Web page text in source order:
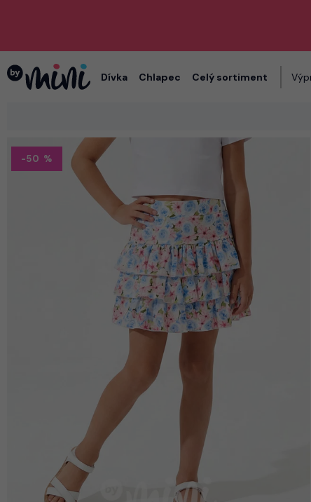
Dívka Chlapec Celý sortiment
-50